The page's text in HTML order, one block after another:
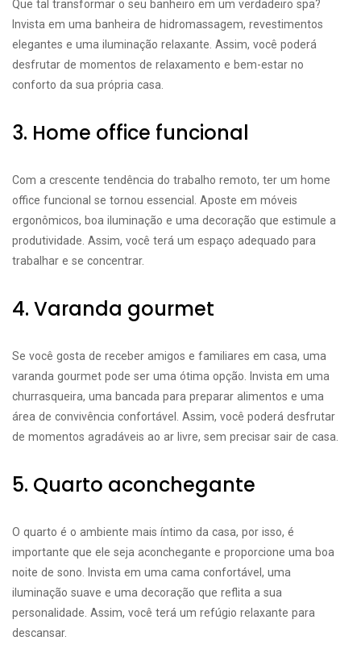
Que tal transformar o seu banheiro em um verdadeiro spa?
Invista em uma banheira de hidromassagem, revestimentos
elegantes e uma iluminação relaxante. Assim, você poderá
desfrutar de momentos de relaxamento e bem-estar no
conforto da sua própria casa.
3. Home office funcional
Com a crescente tendência do trabalho remoto, ter um home
office funcional se tornou essencial. Aposte em móveis
ergonômicos, boa iluminação e uma decoração que estimule a
produtividade. Assim, você terá um espaço adequado para
trabalhar e se concentrar.
4. Varanda gourmet
Se você gosta de receber amigos e familiares em casa, uma
varanda gourmet pode ser uma ótima opção. Invista em uma
churrasqueira, uma bancada para preparar alimentos e uma
área de convivência confortável. Assim, você poderá desfrutar
de momentos agradáveis ao ar livre, sem precisar sair de casa.
5. Quarto aconchegante
O quarto é o ambiente mais íntimo da casa, por isso, é
importante que ele seja aconchegante e proporcione uma boa
noite de sono. Invista em uma cama confortável, uma
iluminação suave e uma decoração que reflita a sua
personalidade. Assim, você terá um refúgio relaxante para
descansar.